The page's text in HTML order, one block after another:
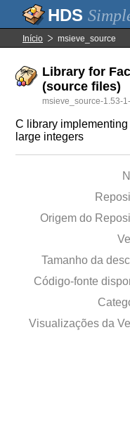
Início msieve_source
Library for
(source files)
msieve_source-1.53-
C library
large integers
Origem do
Tamanho da
Código-fonte
Visualizações da